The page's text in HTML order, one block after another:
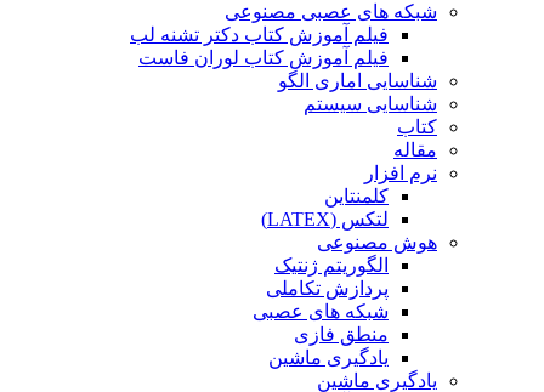
شبکه های عصبی مصنوعی
فیلم آموزش کتاب دکتر تشنه لب
فیلم آموزش کتاب لوران فاست
شناسایی اماری الگو
شناسایی سیستم
کتاب
مقاله
نرم افزار
کلمنتاین
لتکس (LATEX)
هوش مصنوعی
الگوریتم ژنتیک
پردازش تکاملی
شبکه های عصبی
منطق فازی
یادگیری ماشین
یادگیری ماشین